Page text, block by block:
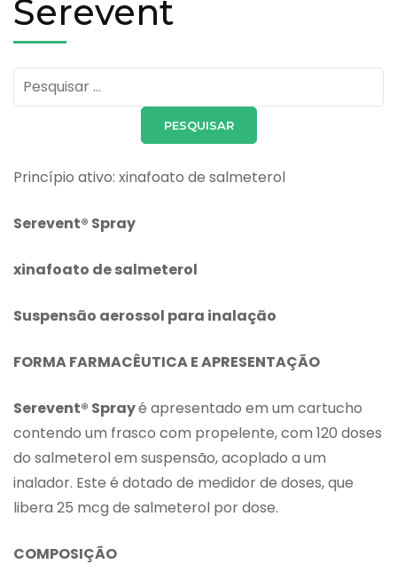
Serevent
Pesquisar
por:
Princípio ativo: xinafoato de salmeterol
Serevent® Spray
xinafoato de salmeterol
Suspensão aerossol para inalação
FORMA FARMACÊUTICA E APRESENTAÇÃO
Serevent® Sprayé apresentado em um cartucho
contendo um frasco com propelente, com 120 doses
do salmeterol em suspensão, acoplado a um
inalador. Este é dotado de medidor de doses, que
libera 25 mcg de salmeterol por dose.
COMPOSIÇÃO